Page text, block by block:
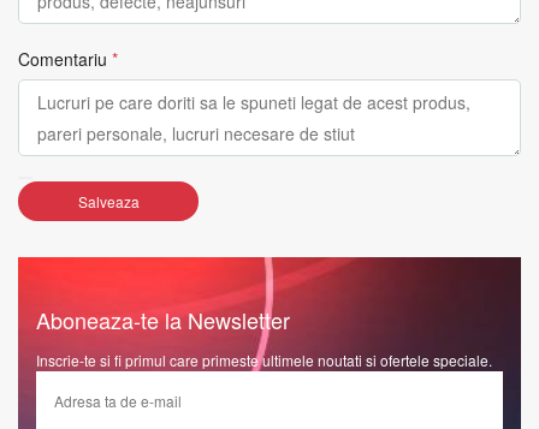
Comentariu *
Salveaza
Aboneaza-te la Newsletter
Inscrie-te si fi primul care primeste ultimele noutati si ofertele speciale.